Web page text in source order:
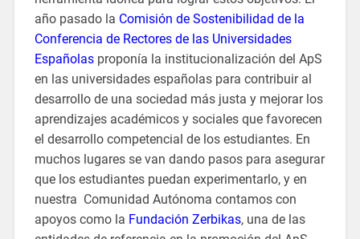
año pasado la Comisión de Sostenibilidad de la
Conferencia de Rectores de las Universidades
Españolasproponía la institucionalización del ApS
en las universidades españolas para contribuir al
desarrollo de una sociedad más justa y mejorar los
aprendizajes académicos y sociales que favorecen
el desarrollo competencial de los estudiantes. En
muchos lugares se van dando pasos para asegurar
que los estudiantes puedan experimentarlo, y en
nuestra Comunidad Autónoma contamos con
apoyos como la Fundación Zerbikas, una de las